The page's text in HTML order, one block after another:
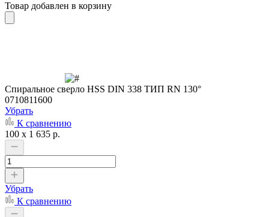
Товар добавлен в корзину
Cпиральное сверло HSS DIN 338 ТИП RN 130°
0710811600
Убрать
К сравнению
100 x 1 635 р.
Убрать
К сравнению